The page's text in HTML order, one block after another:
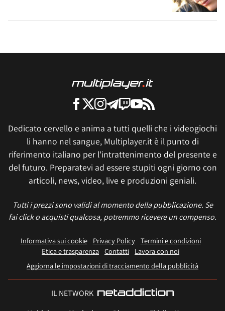
Dedicato cervello e anima a tutti quelli che i videogiochi
li hanno nel sangue, Multiplayer.it è il punto di
riferimento italiano per l'intrattenimento del presente e
del futuro. Preparatevi ad essere stupiti ogni giorno con
articoli, news, video, live e produzioni geniali.
Tutti i prezzi sono validi al momento della pubblicazione. Se
fai click o acquisti qualcosa, potremmo ricevere un compenso.
Informativa sui cookie Privacy Policy
Termini e condizioni
Etica e trasparenza Contatti
Lavora con noi
Aggiorna le impostazioni di tracciamento della pubblicità
IL NETWORK